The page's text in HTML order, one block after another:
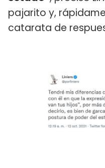
pajarito y,
catarata de